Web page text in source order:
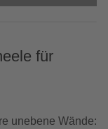
für
unebene Wände: